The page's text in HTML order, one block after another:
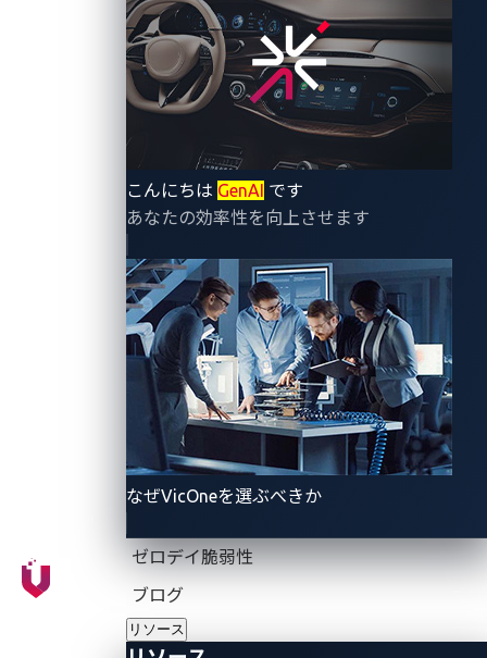
こんにちは GenAI です
あなたの効率性を向上させます
なぜVicOneを選ぶべきか
ゼロデイ脆弱性
ブログ
リソース
日、「2023年オートテック・ブレークスルーアワード
（AutoTech Breakthrough Award）」で電気自動車
（EV）部門の「総合充電ステーション・イノベーショ
ン年間最優秀賞（Overall Charging Station Innovation
of the Year）」、さらに「サイバーセキュリティ・ブ
レークスルーアワード（CyberSecurity Breakthrough
Award）」で「統合管理侵入検知ソリューション
（IDS）の年間最優秀賞（Intrusion Detection Solution
(IDS) of the Year in Unified Management）」を受賞し
たことを発表しました。
これによりVicOneは、「2023年競争戦略リーダーシッ
プアワード（2023 Competitive Strategy Leadership
Award）」と併せて、主要な世界の自動車およびサイ
バーセキュリティ技術産業における卓越した企業、技
術革新、人材を称える年間表彰プログラムのアワード
3つを受賞しました。
■「
年オートテック・ブレークスルーアワー